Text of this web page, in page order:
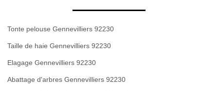
Tonte pelouse Gennevilliers 92230
Taille de haie Gennevilliers 92230
Elagage Gennevilliers 92230
Abattage d'arbres Gennevilliers 92230